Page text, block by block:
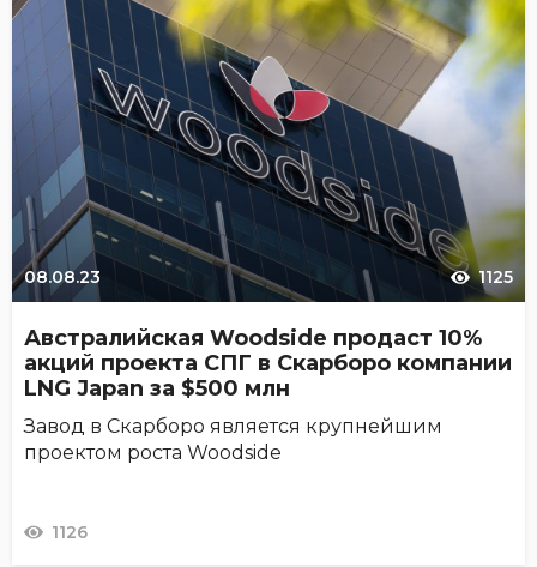
08.08.23 1125
Австралийская Woodside продаст 10%
акций проекта СПГ в Скарборо компании
LNG Japan за $500 млн
Завод в Скарборо является крупнейшим
проектом роста Woodside
1126